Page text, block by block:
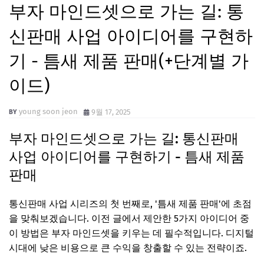
부자 마인드셋으로 가는 길: 통
신판매 사업 아이디어를 구현하
기 - 틈새 제품 판매(+단계별 가
이드)
young soon jeon 9월 17, 2025
부자 마인드셋으로 가는 길: 통신판매
사업 아이디어를 구현하기 - 틈새 제품
판매
통신판매 사업 시리즈의 첫 번째로, '틈새 제품 판매'에 초점
을 맞춰보겠습니다. 이전 글에서 제안한 5가지 아이디어 중
이 방법은 부자 마인드셋을 키우는 데 필수적입니다. 디지털
시대에 낮은 비용으로 큰 수익을 창출할 수 있는 전략이죠.